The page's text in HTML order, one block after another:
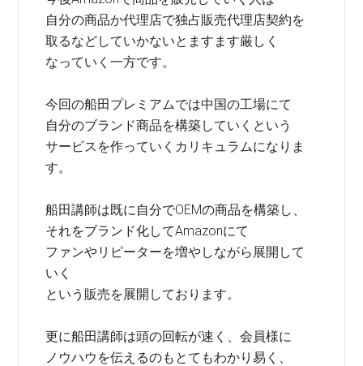
自分の商品か代理店で独占販売代理店契約を
取るなどしていかないとますます厳しく
なっていく一方です。
今回の船田プレミアムでは中国の工場にて
自分のブランド商品を構築していくという
サービスを作っていくカリキュラムになりま
す。
船田講師は既に自分でOEMの商品を構築し、
それをブランド化してAmazonにて
ファンやリピーターを増やしながら展開して
いく
という販売を展開しております。
更に船田講師は頭の回転が速く、会員様に
ノウハウを伝えるのもとてもわかり易く、